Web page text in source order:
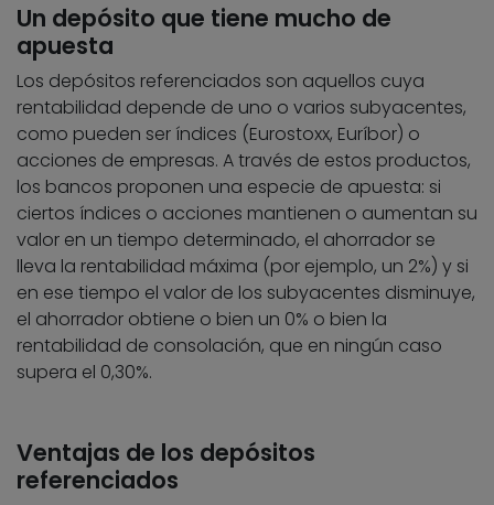
Un depósito que tiene mucho de
apuesta
Los depósitos referenciados son aquellos cuya
rentabilidad depende de uno o varios subyacentes,
como pueden ser índices (Eurostoxx, Euríbor) o
acciones de empresas. A través de estos productos,
los bancos proponen una especie de apuesta: si
ciertos índices o acciones mantienen o aumentan su
valor en un tiempo determinado, el ahorrador se
lleva la rentabilidad máxima (por ejemplo, un 2%) y si
en ese tiempo el valor de los subyacentes disminuye,
el ahorrador obtiene o bien un 0% o bien la
rentabilidad de consolación, que en ningún caso
supera el 0,30%.
Ventajas de los depósitos
referenciados